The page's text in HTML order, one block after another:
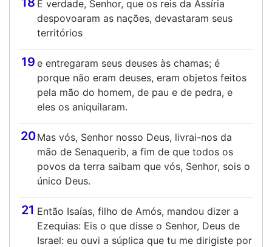
É verdade, Senhor, que os reis da Assíria
despovoaram as nações, devastaram seus
territórios
19 e entregaram seus deuses às chamas; é
porque não eram deuses, eram objetos feitos
pela mão do homem, de pau e de pedra, e
eles os aniquilaram.
20Mas vós, Senhor nosso Deus, livrai-nos da
mão de Senaquerib, a fim de que todos os
povos da terra saibam que vós, Senhor, sois o
único Deus.
21 Então Isaías, filho de Amós, mandou dizer a
Ezequias: Eis o que disse o Senhor, Deus de
Israel: eu ouvi a súplica que tu me dirigiste por